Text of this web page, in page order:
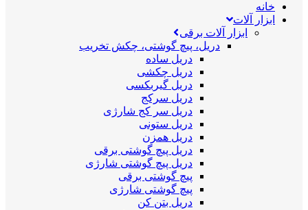
خانه
ابزار آلات
ابزار آلات برقی
دریل، پیچ گوشتی، چکش تخریب
دریل ساده
دریل چکشی
دریل گیربکسی
دریل سرکج
دریل سر کج شارژی
دریل ستونی
دریل همزن
دریل پیچ گوشتی برقی
دریل پیچ گوشتی شارژی
پیچ گوشتی برقی
پیچ گوشتی شارژی
دریل بتن کن